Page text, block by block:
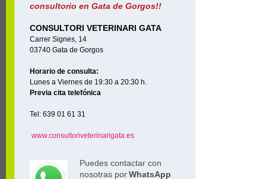
consultorio en Gata de Gorgos!!
CONSULTORI VETERINARI GATA
Carrer Signes, 14
03740 Gata de Gorgos
Horario de consulta:
Lunes a Viernes de 19:30 a 20:30 h.
Previa cita telefónica
Tel: 639 01 61 31
www.consultoriveterinarigata.es
Puedes contactar con
nosotras porWhatsApp